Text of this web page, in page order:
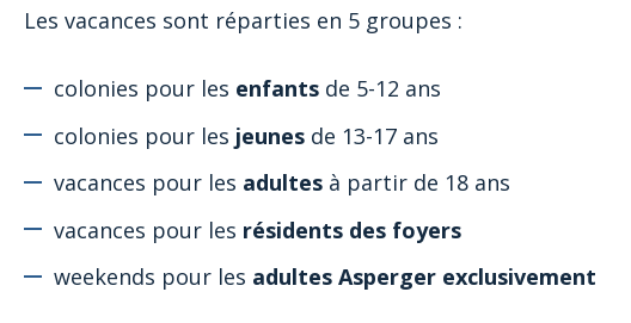
Les vacances sont réparties en 5 groupes :
colonies pour les enfantsde 5-12 ans
colonies pour les jeunes de 13-17 ans
vacances pour les adultesà partir de 18 ans
vacances pour les résidents des foyers
weekends pour les adultes Asperger exclusivement